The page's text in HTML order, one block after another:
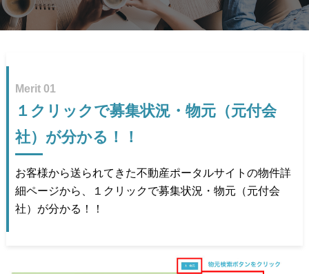
Merit 01
１クリックで募集状況・物元（元付会
社）が分かる！！
お客様から送られてきた不動産ポータルサイトの物件詳
細ページから、１クリックで募集状況・物元（元付会
社）が分かる！！